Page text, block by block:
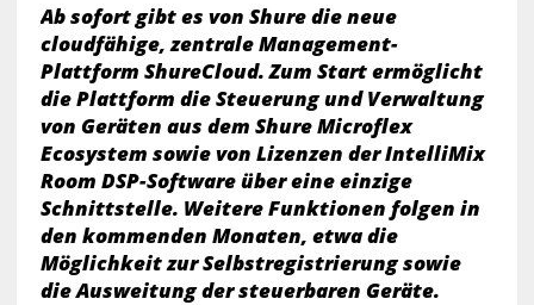
Ab sofort gibt es von Shure die neue
cloudfähige, zentrale Management-
Plattform ShureCloud. Zum Start ermöglicht
die Plattform die Steuerung und Verwaltung
von Geräten aus dem Shure Microflex
Ecosystem sowie von Lizenzen der IntelliMix
Room DSP-Software über eine einzige
Schnittstelle. Weitere Funktionen folgen in
den kommenden Monaten, etwa die
Möglichkeit zur Selbstregistrierung sowie
die Ausweitung der steuerbaren Geräte.